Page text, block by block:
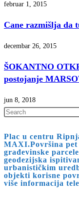
februar 1, 2015
Cane razmišlja da
decembar 26, 2015
ŠOKANTNO
postojanje
jun 8, 2018
Plac u centru
MAXI.Površina pet
građevinske
geodezijska
urbanističkim
objekti korisne
više informacija